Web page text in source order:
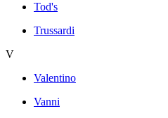
Tod's
Trussardi
V
Valentino
Vanni